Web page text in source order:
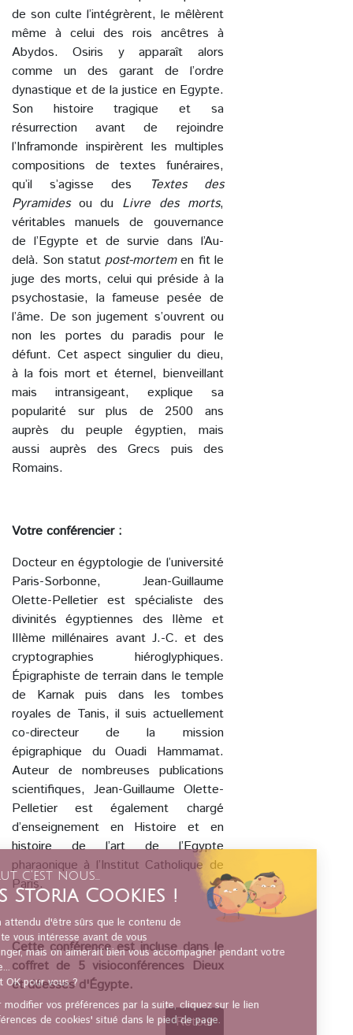
de son culte l’intégrèrent, le mêlèrent
même à celui des rois ancêtres à
Abydos. Osiris y apparaît alors
comme un des garant de l’ordre
dynastique et de la justice en Egypte.
Son histoire tragique et sa
résurrection avant de rejoindre
l’Inframonde inspirèrent les multiples
compositions de textes funéraires,
qu’il s’agisse des
Textes des
Pyramidesou du Livre des morts,
véritables manuels de gouvernance
de l’Egypte et de survie dans l’Au-
delà. Son statutpost-mortemen fit le
juge des morts, celui qui préside à la
psychostasie, la fameuse pesée de
l’âme. De son jugement s’ouvrent ou
non les portes du paradis pour le
défunt. Cet aspect singulier du dieu,
à la fois mort et éternel, bienveillant
mais intransigeant, explique sa
popularité sur plus de 2500 ans
auprès du peuple égyptien, mais
aussi auprès des Grecs puis des
Romains.
Votre conférencier :
Docteur en égyptologie de l’université
Paris-Sorbonne, Jean-Guillaume
Olette-Pelletier est spécialiste des
divinités égyptiennes des IIème et
IIIème millénaires avant J.-C. et des
cryptographies hiéroglyphiques.
Épigraphiste de terrain dans le temple
de Karnak puis dans les tombes
royales de Tanis, il suis actuellement
co-directeur de la mission
épigraphique du Ouadi Hammamat.
Auteur de nombreuses publications
scientifiques, Jean-Guillaume Olette-
Pelletier est également chargé
d’enseignement en Histoire et en
histoire de l’art de l’Egypte
pharaonique à l’Institut Catholique de
Paris.
Cette conférence est incluse dans le
coffret de 5 visioconférences Dieux
et déesses d'Égypte.
Retour